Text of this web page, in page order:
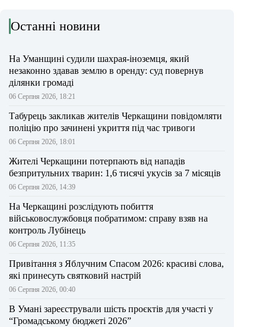
Останні новини
На Уманщині судили шахрая-іноземця, який
незаконно здавав землю в оренду: суд повернув
ділянки громаді
06 Серпня 2026, 18:21
Табурець закликав жителів Черкащини повідомляти
поліцію про зачинені укриття під час тривоги
06 Серпня 2026, 18:01
Жителі Черкащини потерпають від нападів
безпритульних тварин: 1,6 тисячі укусів за 7 місяців
06 Серпня 2026, 14:39
На Черкащині розслідують побиття
військовослужбовця побратимом: справу взяв на
контроль Лубінець
06 Серпня 2026, 11:35
Привітання з Яблучним Спасом 2026: красиві слова,
які принесуть святковий настрій
06 Серпня 2026, 00:40
В Умані зареєстрували шість проєктів для участі у
“Громадському бюджеті 2026”